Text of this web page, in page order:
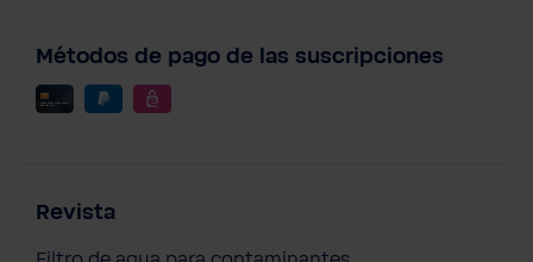
Métodos de pago de las suscripciones
Revista